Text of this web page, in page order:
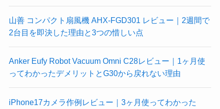
山善 コンパクト扇風機 AHX-FGD301 レビュー｜2週間で
2台目を即決した理由と3つの惜しい点
Anker Eufy Robot Vacuum Omni C28レビュー｜1ヶ月使
ってわかったデメリットとG30から戻れない理由
iPhone17カメラ作例レビュー｜3ヶ月使ってわかった